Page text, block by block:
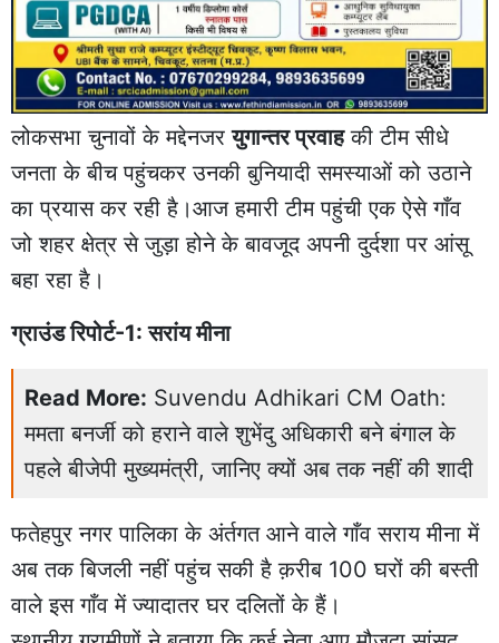
लोकसभा चुनावों के मद्देनजरयुगान्तर प्रवाहकी टीम सीधे
जनता के बीच पहुंचकर उनकी बुनियादी समस्याओं को उठाने
का प्रयास कर रही है।आज हमारी टीम पहुंची एक ऐसे गाँव
जो शहर क्षेत्र से जुड़ा होने के बावजूद अपनी दुर्दशा पर आंसू
बहा रहा है।
ग्राउंड रिपोर्ट-1: सरांय मीना
Read More: Suvendu Adhikari CM Oath:
ममता बनर्जी को हराने वाले शुभेंदु अधिकारी बने बंगाल के
पहले बीजेपी मुख्यमंत्री, जानिए क्यों अब तक नहीं की शादी
फतेहपुर नगर पालिका के अंर्तगत आने वाले गाँव सराय मीना में
अब तक बिजली नहीं पहुंच सकी है क़रीब 100 घरों की बस्ती
वाले इस गाँव में ज्यादातर घर दलितों के हैं।